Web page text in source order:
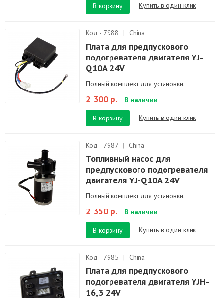
В корзину
Купить в один клик
Код - 7988 | China
Плата для предпускового
подогревателя двигателя YJ-
Q10A 24V
Полный комплект для установки.
2 300 р. В наличии
В корзину Купить в один клик
Код - 7987 | China
Топливный насос для
предпускового подогревателя
двигателя YJ-Q10A 24V
Полный комплект для установки.
2 350 р. В наличии
В корзину Купить в один клик
Код - 7985 | China
Плата для предпускового
подогревателя двигателя YJH-
16,3 24V